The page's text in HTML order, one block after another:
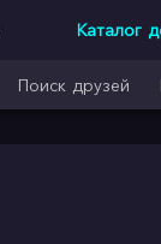
Каталог
Поиск друзей